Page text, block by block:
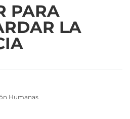
PARA
LA
Humanas